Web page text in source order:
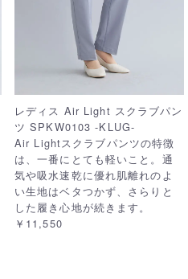
レディス Air Light スクラブパン
ツ SPKW0103 -KLUG-
Air Lightスクラブパンツの特徴
は、一番にとても軽いこと。通
気や吸水速乾に優れ肌離れのよ
い生地はベタつかず、さらりと
した履き心地が続きます。
￥11,550